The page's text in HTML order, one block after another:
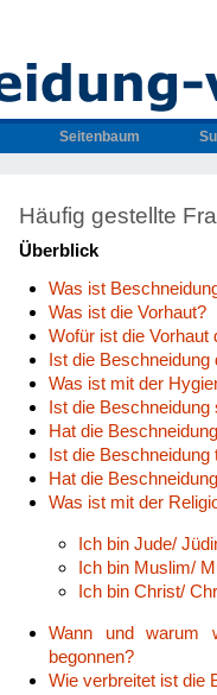
Seitenbaum
Häufig gestellte
Überblick
Was ist
Was ist die Vorhaut?
Wofür ist die Vorhaut
Ist die Beschneidung
Was ist mit der
Ist die
Hat die
Ist die Beschneidung
Hat die
Was ist mit der
Ich bin Jude/
Ich bin Muslim/
Ich bin Christ/
Wann und warum
begonnen?
Wie verbreitet ist die